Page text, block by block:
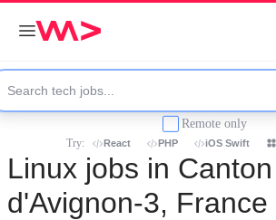
Remote only
Try: React PHP iOS Swift
Linux jobs in Canton
d'Avignon-3, France